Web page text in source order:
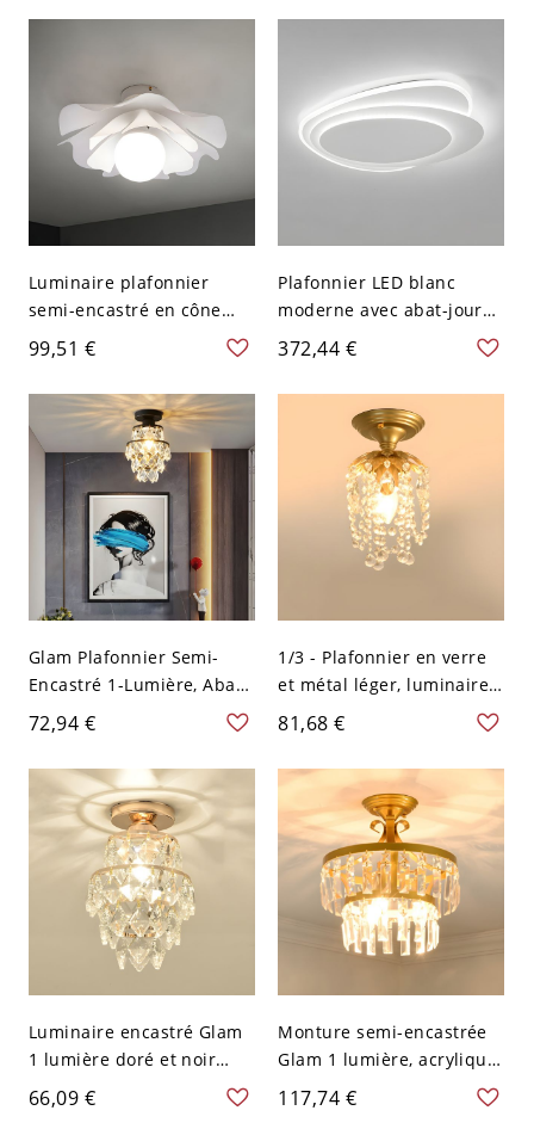
modernes - 110 V-120 V
Couches
Luminaire plafonnier
semi-encastré en cône
métallique moderne pour
une décoration intérieure
contemporaine - 110 V-
120 V 41,91 cm
99,51 €
Plafonnier LED blanc
moderne avec abat-jour
en acrylique pour usage
résidentiel - 110 V-120 V
40,64 cm Blanc
372,44 €
Glam Plafonnier Semi-
Encastré 1-Lumière, Abat-
Jour en Verre Clair Semi-
Encastré en Noir et Or -
Noir 110 V-120 V Cône
72,94 €
1/3 - Plafonnier en verre
et métal léger, luminaire
intérieur en or et noir -
110 V-120 V Linéaire
81,68 €
Luminaire encastré Glam
1 lumière doré et noir
avec abat-jour en verre
clair - 110 V-120 V 17,78
66,09 €
Monture semi-encastrée
Glam 1 lumière, acrylique
et métal en or - 110 V-120
V 31,75 cm
117,74 €